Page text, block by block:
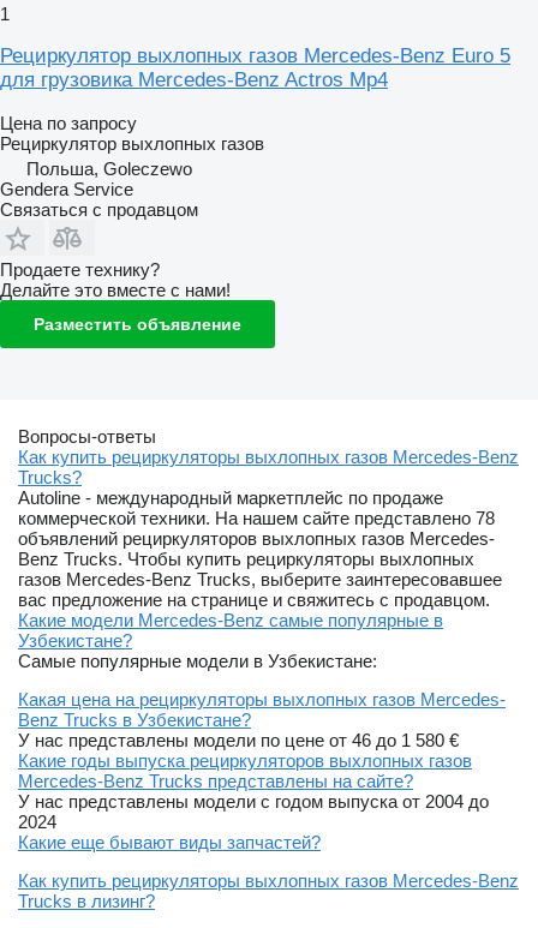
1
Рециркулятор выхлопных газов Mercedes-Benz Euro 5
для грузовика Mercedes-Benz Actros Mp4
Цена по запросу
Рециркулятор выхлопных газов
Польша, Goleczewo
Gendera Service
Связаться с продавцом
Продаете технику?
Делайте это вместе с нами!
Разместить объявление
Вопросы-ответы
Как купить рециркуляторы выхлопных газов Mercedes-Benz
Trucks?
Autoline - международный маркетплейс по продаже
коммерческой техники. На нашем сайте представлено 78
объявлений рециркуляторов выхлопных газов Mercedes-
Benz Trucks. Чтобы купить рециркуляторы выхлопных
газов Mercedes-Benz Trucks, выберите заинтересовавшее
вас предложение на странице и свяжитесь с продавцом.
Какие модели Mercedes-Benz самые популярные в
Узбекистане?
Самые популярные модели в Узбекистане:
Какая цена на рециркуляторы выхлопных газов Mercedes-
Benz Trucks в Узбекистане?
У нас представлены модели по цене от 46 до 1 580 €
Какие годы выпуска рециркуляторов выхлопных газов
Mercedes-Benz Trucks представлены на сайте?
У нас представлены модели с годом выпуска от 2004 до
2024
Какие еще бывают виды запчастей?
Как купить рециркуляторы выхлопных газов Mercedes-Benz
Trucks в лизинг?